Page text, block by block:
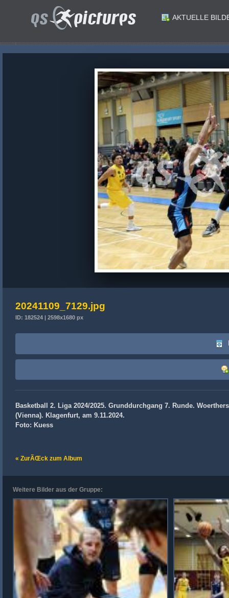
AKTUELLE
20241109_7129.jpg
ID: 182524 | 2598x1680 px
Basketball 2. Liga 2024/2025. Grunddurchgang 7. Runde.
(Vienna). Klagenfurt, am 9.11.2024.
Foto: Kuess
« ZurÃŒck zum Album
Weitere Bilder aus der Gruppe: